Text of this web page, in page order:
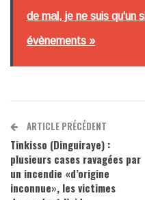
de mal, je ne suis qu'un
évènements »
ARTICLE PRÉCÉDENT
Tinkisso (Dinguiraye) :
plusieurs cases ravagées par
un incendie «d’origine
inconnue», les victimes